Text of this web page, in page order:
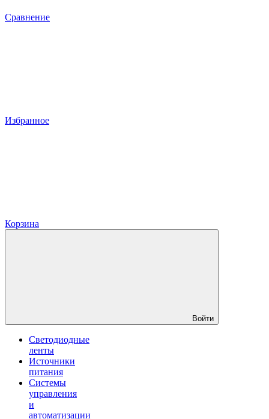
Сравнение
Избранное
Корзина
Войти
Светодиодные
ленты
Источники
питания
Системы
управления
и
автоматизации